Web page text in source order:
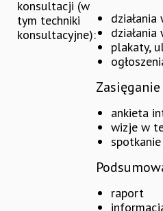
konsultacji (w
tym techniki
konsultacyjne):
działania
plakaty,
ankieta
wizje w
raport